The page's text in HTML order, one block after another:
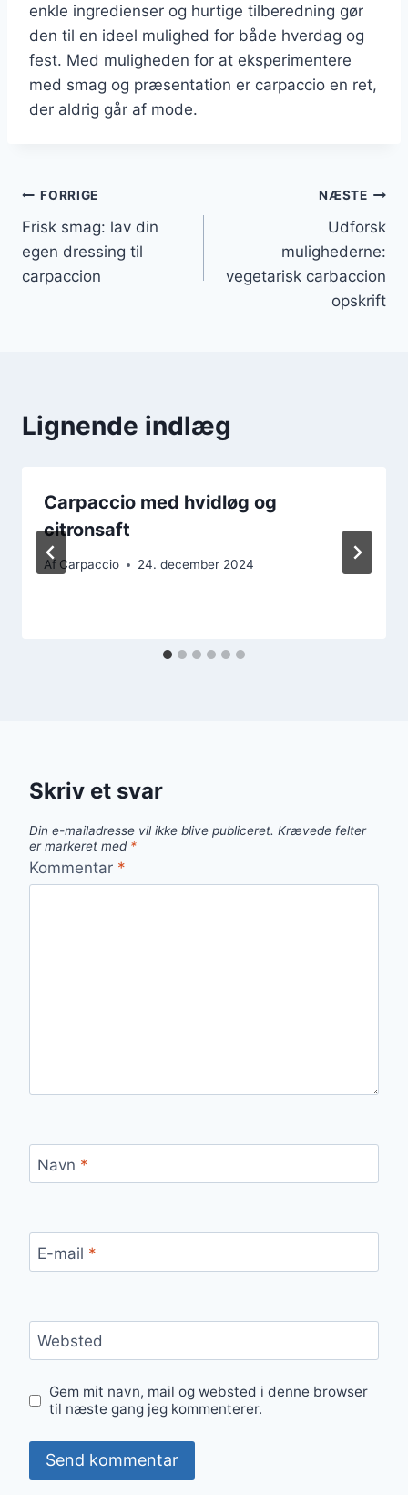
enkle ingredienser og hurtige tilberedning gør
den til en ideel mulighed for både hverdag og
fest. Med muligheden for at eksperimentere
med smag og præsentation er carpaccio en ret,
der aldrig går af mode.
Indlægsnavigation
FORRIGE
Frisk smag: lav din
egen dressing til
carpaccion
NÆSTE
Udforsk
mulighederne:
vegetarisk carbaccion
opskrift
Lignende indlæg
Carpaccio med hvidløg og
citronsaft
Af Carpaccio 24. december 2024
Skriv et svar
Din e-mailadresse vil ikke blive publiceret. Krævede felter
er markeret med *
Kommentar *
Navn *
E-mail *
Websted
Gem mit navn, mail og websted i denne browser
til næste gang jeg kommenterer.